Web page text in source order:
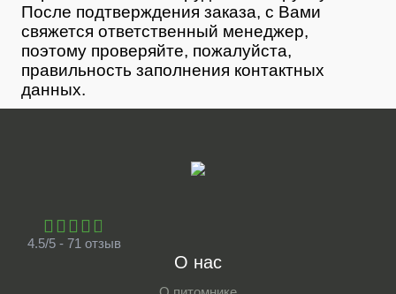
После подтверждения заказа, с Вами
свяжется ответственный менеджер,
поэтому проверяйте, пожалуйста,
правильность заполнения контактных
данных.
4.5/5 - 71 отзыв
О нас